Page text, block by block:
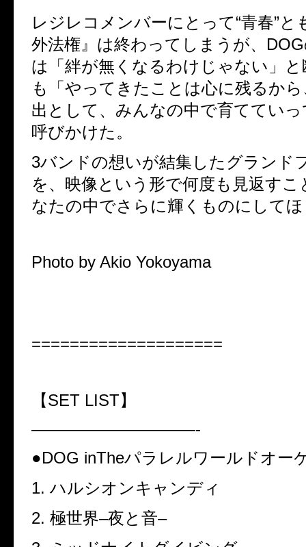
レジレコメンバーにとって“青春”と
外法権』は終わってしまうが、 DOG
は「絆が無くなるわけじゃない」と
も「やってきたことは心に残るか
出として、みんなの中で育ててい
呼びかけた。
3バンドの想いが結集したグランド
を、映像という形で何度も見返す
なたの中でさらに輝くものにして
Photo by Akio Yokoyama
====================
【SET LIST】
——————————-
●DOG inTheパラレルワールドオー
1. ハルシオンキャンディ
2. 極世界–夜と音–